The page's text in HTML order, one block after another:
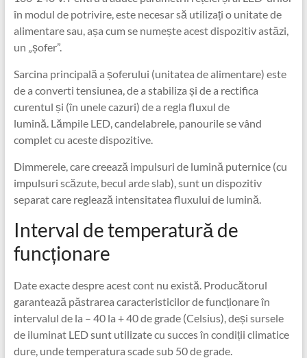
în modul de potrivire, este necesar să utilizați o unitate de
alimentare sau, așa cum se numește acest dispozitiv astăzi,
un „șofer”.
Sarcina principală a șoferului (unitatea de alimentare) este
de a converti tensiunea, de a stabiliza și de a rectifica
curentul și (în unele cazuri) de a regla fluxul de
lumină. Lămpile LED, candelabrele, panourile se vând
complet cu aceste dispozitive.
Dimmerele, care creează impulsuri de lumină puternice (cu
impulsuri scăzute, becul arde slab), sunt un dispozitiv
separat care reglează intensitatea fluxului de lumină.
Interval de temperatură de
funcționare
Date exacte despre acest cont nu există. Producătorul
garantează păstrarea caracteristicilor de funcționare în
intervalul de la – 40 la + 40 de grade (Celsius), deși sursele
de iluminat LED sunt utilizate cu succes în condiții climatice
dure, unde temperatura scade sub 50 de grade.